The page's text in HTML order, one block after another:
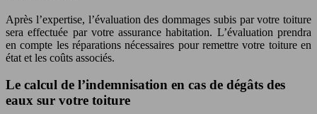
Après l’expertise, l’évaluation des dommages subis par votre toiture
sera effectuée par votre assurance habitation. L’évaluation prendra
en compte les réparations nécessaires pour remettre votre toiture en
état et les coûts associés.
Le calcul de l’indemnisation en cas de dégâts des
eaux sur votre toiture